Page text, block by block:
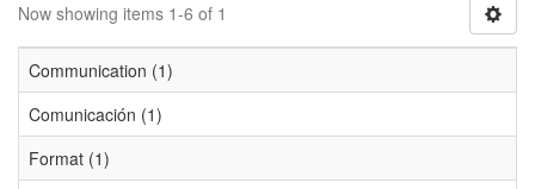
Now showing items 1-6 of 1
Communication (1)
Comunicación (1)
Format (1)